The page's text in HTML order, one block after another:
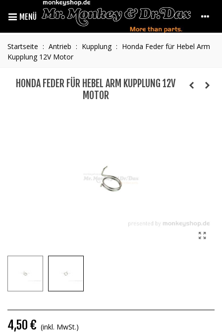
MENÜ
Startseite : Antrieb : Kupplung : Honda Feder für Hebel Arm
Kupplung 12V Motor
HONDA FEDER FÜR HEBEL ARM KUPPLUNG 12V
MOTOR
4,50 € (inkl. MwSt.)